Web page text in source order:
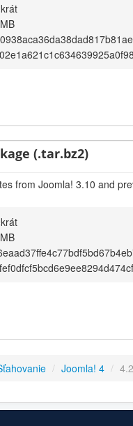
(.tar.bz2)
from Joomla! 3.10 and
/ Joomla! 4 /